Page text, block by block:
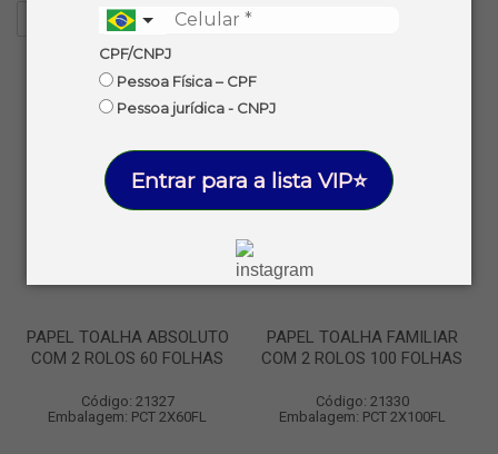
CPF/CNPJ
Pessoa Física – CPF
Pessoa jurídica - CNPJ
Entrar para a lista VIP⭐
PAPEL TOALHA ABSOLUTO
COM 2 ROLOS 60 FOLHAS
Código: 21327
Embalagem: PCT 2X60FL
PAPEL TOALHA FAMILIAR
COM 2 ROLOS 100 FOLHAS
Código: 21330
Embalagem: PCT 2X100FL